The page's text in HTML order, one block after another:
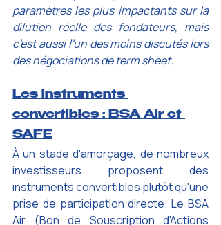
paramètres les plus impactants sur la
dilution réelle des fondateurs, mais
c'est aussi l'un des moins discutés lors
des négociations de term sheet.
Les instruments
convertibles : BSA Air et
SAFE
À un stade d'amorçage, de nombreux
investisseurs proposent des
instruments convertibles plutôt qu'une
prise de participation directe. Le BSA
Air (Bon de Souscription d'Actions